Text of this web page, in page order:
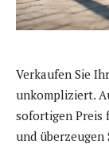
Verkaufen Sie
unkompliziert.
sofortigen Preis
und überzeugen